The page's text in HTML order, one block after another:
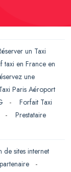
un Taxi
taxi en France en
une
Paris Aéroport
- Forfait Taxi
- Prestataire
de sites internet
-